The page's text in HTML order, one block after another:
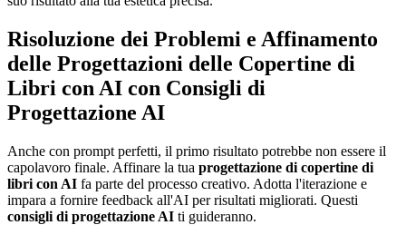
Risoluzione dei Problemi e Affinamento
delle Progettazioni delle Copertine di
Libri con AI con Consigli di
Progettazione AI
Anche con prompt perfetti, il primo risultato potrebbe non essere il
capolavoro finale. Affinare la tua progettazione di copertine di
libri con AI fa parte del processo creativo. Adotta l'iterazione e
impara a fornire feedback all'AI per risultati migliorati. Questi
consigli di progettazione AI ti guideranno.